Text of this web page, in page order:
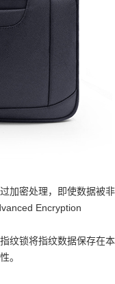
加密处理，即使数据被非
Encryption
纹锁将指纹数据保存在本
。